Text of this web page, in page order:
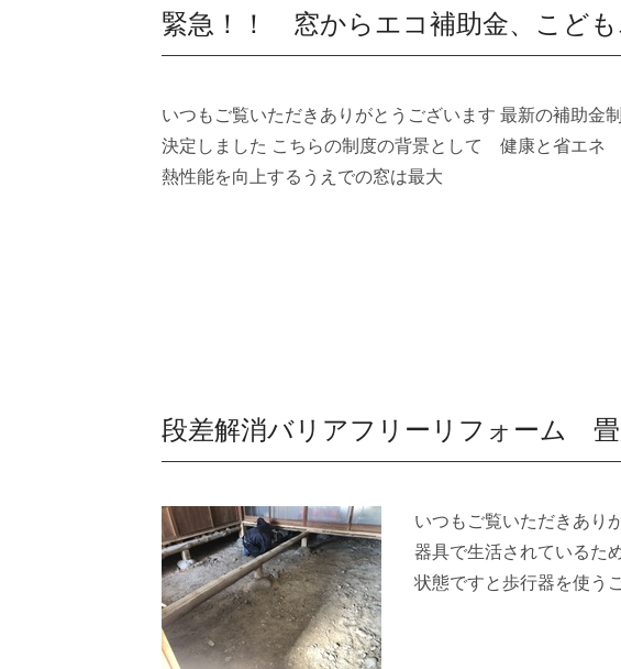
緊急！！ 窓からエコ補助金、こど
いつもご覧いただきありがとうございます 最新の補助金
決定しました こちらの制度の背景として 健康と省エ
熱性能を向上するうえでの窓は最大
段差解消バリアフリーリフォーム
いつもご覧いただきあり
器具で生活されているた
状態ですと歩行器を使う